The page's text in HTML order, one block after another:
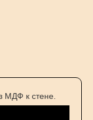
МДФ к стене.